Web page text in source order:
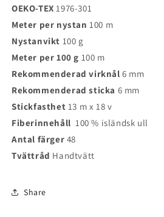
OEKO-TEX 1976-301
Meter per nystan 100 m
Nystanvikt 100 g
Meter per 100 g 100 m
Rekommenderad virknål 6 mm
Rekommenderad sticka 6 mm
Stickfasthet 13 m x 18 v
Fiberinnehåll 100 % isländsk ull
Antal färger 48
Tvättråd Handtvätt
Share